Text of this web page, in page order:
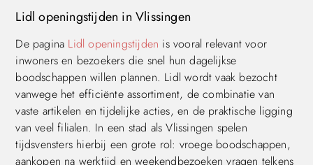
Lidl openingstijden in Vlissingen
De pagina Lidl openingstijden is vooral relevant voor
inwoners en bezoekers die snel hun dagelijkse
boodschappen willen plannen. Lidl wordt vaak bezocht
vanwege het efficiënte assortiment, de combinatie van
vaste artikelen en tijdelijke acties, en de praktische ligging
van veel filialen. In een stad als Vlissingen spelen
tijdsvensters hierbij een grote rol: vroege boodschappen,
aankopen na werktijd en weekendbezoeken vragen telkens